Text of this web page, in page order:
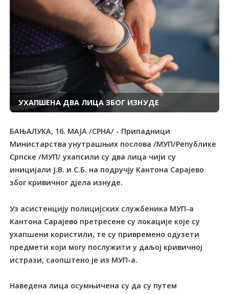
УХАПШЕНА ДВА ЛИЦА ЗБОГ ИЗНУДЕ
БАЊАЛУКА, 16. МАЈА /СРНА/ - Припадници
Министарства унутрашњих послова /МУП/Републике
Српске /МУП/ ухапсили су два лица чији су
иницијали Ј.В. и С.Б. на подручју Кантона Сарајево
због кривичног дјела изнуде.
Уз асистенцију полицијских службеника МУП-а
Кантона Сарајево претресене су локације које су
ухапшени користили, те су привремено одузети
предмети који могу послужити у даљој кривичној
истрази, саопштено је из МУП-а.
Наведена лица осумњичена су да су путем